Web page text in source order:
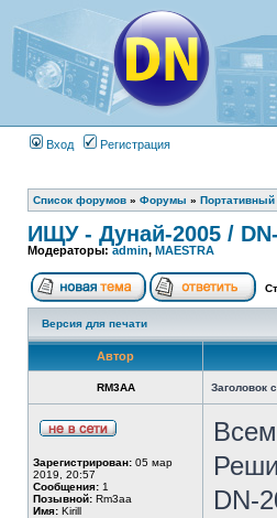
Вход Регистрация
Список форумов » Форумы » Портативный
ИЩУ - Дунай-2005 /
Модераторы:admin, MAESTRA
Версия для печати
Автор
RM3AA Заголовок
Зарегистрирован: 05 мар
2019, 20:57
Сообщения: 1
Позывной: Rm3aa
Имя: Kirill
DN-